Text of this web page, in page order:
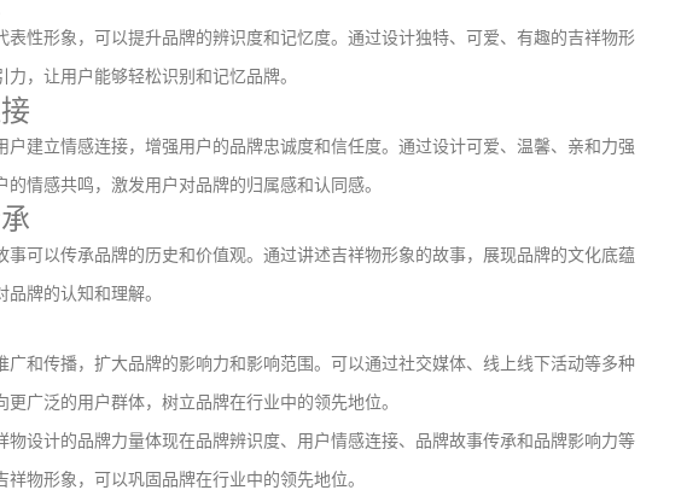
表性形象，可以提升品牌的辨识度和记忆度。通过设计独特、可爱、有趣的吉祥物形
，让用户能够轻松识别和记忆品牌。
户建立情感连接，增强用户的品牌忠诚度和信任度。通过设计可爱、温馨、亲和力强
的情感共鸣，激发用户对品牌的归属感和认同感。
事可以传承品牌的历史和价值观。通过讲述吉祥物形象的故事，展现品牌的文化底蕴
牌的认知和理解。
广和传播，扩大品牌的影响力和影响范围。可以通过社交媒体、线上线下活动等多种
广泛的用户群体，树立品牌在行业中的领先地位。
物设计的品牌力量体现在品牌辨识度、用户情感连接、品牌故事传承和品牌影响力等
物形象，可以巩固品牌在行业中的领先地位。